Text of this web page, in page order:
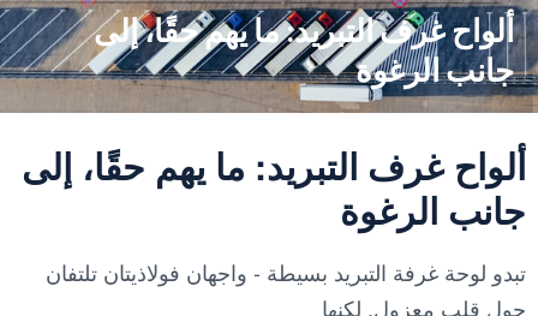
ألواح غرف التبريد: ما يهم حقًا، إلى
جانب الرغوة
ألواح غرف التبريد: ما يهم حقًا، إلى
جانب الرغوة
تبدو لوحة غرفة التبريد بسيطة - واجهان فولاذيتان تلتفان
حول قلب معزول. لكنها